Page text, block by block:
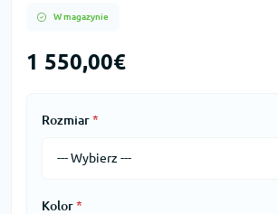
W magazynie
1 550,00€
Rozmiar*
Kolor*